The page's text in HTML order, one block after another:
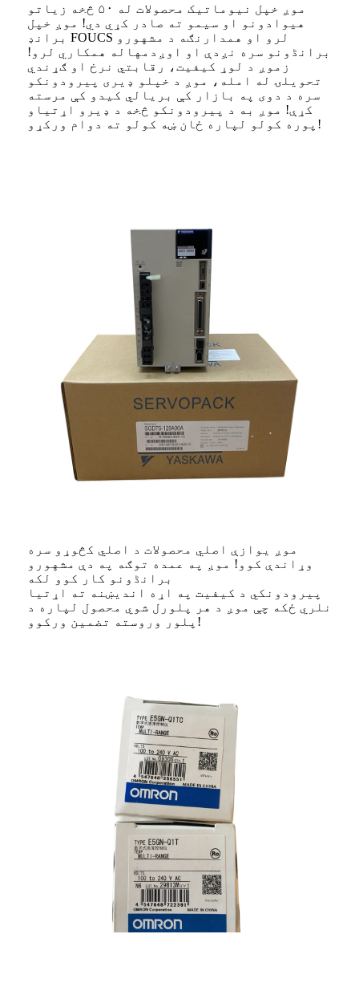
موږ خپل نیوماتیک محصولات له ۵۰ څخه زیاتو
هیوادونو او سیمو ته صادر کړي دي! موږ خپل
برانډ FOUCS لرو او همدارنګه د مشهورو
برانڈونو سره نږدې او اوږدمهاله همکاري لرو!
زموږ د لوړ کیفیت، رقابتي نرخ او ګړندي
تحویلۍ له امله، موږ د خپلو ډیری پیرودونکو
سره د دوی په بازار کې بریالي کیدو کې مرسته
کړې! موږ به د پیرودونکو څخه د ډیرو اړتیاو
پوره کولو لپاره ځان ښه کولو ته دوام ورکړو!
موږ یوازې اصلي محصولات د اصلي کڅوړو سره
وړاندې کوو! موږ په عمده توګه په دې مشهورو
برانڈونو کار کوو لکه
پیرودونکي د کیفیت په اړه اندیښنه ته اړتیا
نلري ځکه چې موږ د هر پلورل شوي محصول لپاره د
پلور وروسته تضمین ورکوو!